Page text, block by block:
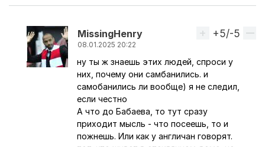
MissingHenry
08.01.2025 20:22
Ответ на комментарий пользователя
Вверх
+5/-5
ну ты ж знаешь этих людей, спроси у
них, почему они самбанились. и
самобанились ли вообще) я не следил,
если честно
А что до Бабаева, то тут сразу
приходит мысль - что посеешь, то и
пожнешь. Или как у англичан говорят.